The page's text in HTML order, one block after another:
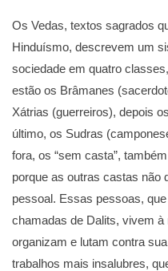
Os Vedas, textos sagrados
Hinduísmo, descrevem um
sociedade em quatro
estão os Brâmanes
Xátrias (guerreiros), depois
último, os Sudras
fora, os “sem casta”,
porque as outras castas não
pessoal. Essas pessoas,
chamadas de Dalits, vivem
organizam e lutam contra
trabalhos mais insalubres,